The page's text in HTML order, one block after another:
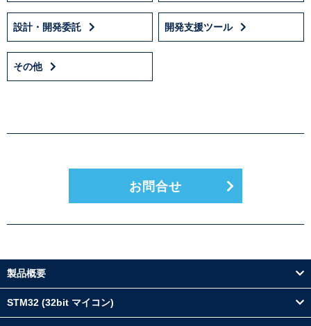
設計・開発委託 開発支援ツール
その他
お問合せ
製品概要
STM32 (32bit マイコン)